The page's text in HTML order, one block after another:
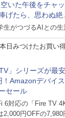
いた午後をチャッ
げたら、思わぬ絶
た話
生がつづるAIとの生
本日みつけたお買い
TV」シリーズが最安
！Amazonデバイス
セール
6対応の「Fire TV
2,000円OFFの7,980